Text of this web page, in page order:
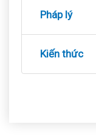
Pháp lý
Kiến thức